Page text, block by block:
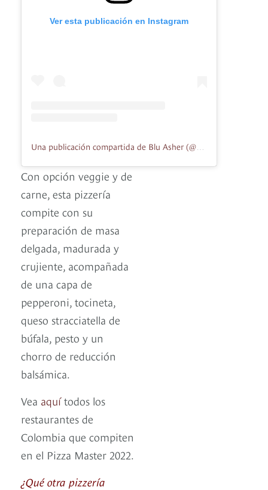
Ver esta publicación en Instagram
Una publicación compartida de Blu Asher (@blu.asher)
Con opción veggie y de
carne, esta pizzería
compite con su
preparación de masa
delgada, madurada y
crujiente, acompañada
de una capa de
pepperoni, tocineta,
queso stracciatella de
búfala, pesto y un
chorro de reducción
balsámica.
Vea aquítodos los
restaurantes de
Colombia que compiten
en el Pizza Master 2022.
¿Qué otra pizzería